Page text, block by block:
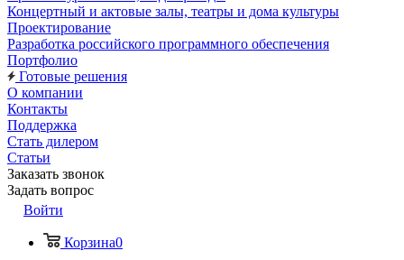
Концертный и актовые залы, театры и дома культуры
Проектирование
Разработка российского программного обеспечения
Портфолио
Готовые решения
О компании
Контакты
Поддержка
Стать дилером
Статьи
Заказать звонок
Задать вопрос
Войти
Корзина0